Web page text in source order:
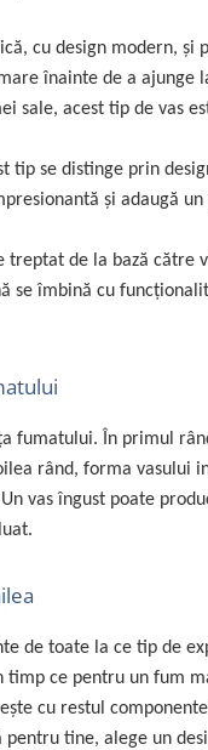
cu design modern,
înainte de a
acest tip de vas
tip se distinge prin
şi adaugă
de la bază către
se îmbină cu
fumatului. În primul
rând, forma vasului
vas îngust poate
de toate la ce tip de
ce pentru un fum
cu restul
tine, alege un